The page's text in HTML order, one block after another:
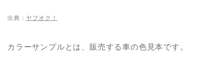
出典： ヤフオク！
カラーサンプルとは、販売する車の色見本です。